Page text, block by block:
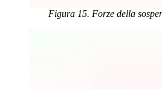
Figura 15. Forze della